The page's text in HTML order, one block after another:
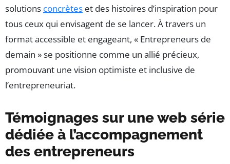
solutions concrètes et des histoires d’inspiration pour
tous ceux qui envisagent de se lancer. À travers un
format accessible et engageant, « Entrepreneurs de
demain » se positionne comme un allié précieux,
promouvant une vision optimiste et inclusive de
l’entrepreneuriat.
Témoignages sur une web série
dédiée à l’accompagnement
des entrepreneurs